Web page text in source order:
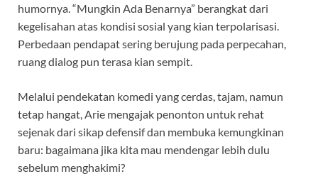
humornya. “Mungkin Ada Benarnya” berangkat dari
kegelisahan atas kondisi sosial yang kian terpolarisasi.
Perbedaan pendapat sering berujung pada perpecahan,
ruang dialog pun terasa kian sempit.
Melalui pendekatan komedi yang cerdas, tajam, namun
tetap hangat, Arie mengajak penonton untuk rehat
sejenak dari sikap defensif dan membuka kemungkinan
baru: bagaimana jika kita mau mendengar lebih dulu
sebelum menghakimi?